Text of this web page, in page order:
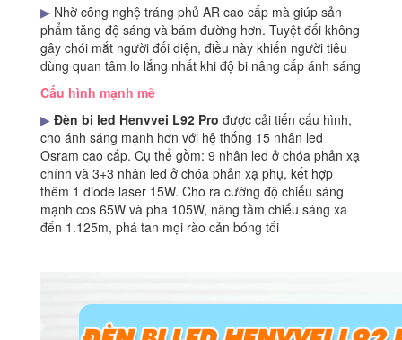
▶ Nhờ công nghệ tráng phủ AR cao cấp mà giúp sản
phẩm tăng độ sáng và bám đường hơn. Tuyệt đối không
gây chói mắt người đối diện, điều này khiến người tiêu
dùng quan tâm lo lắng nhất khi độ bi nâng cấp ánh sáng
Cấu hình mạnh mẽ
▶ Đèn bi led Henvvei L92 Pro được cải tiến cấu hình,
cho ánh sáng mạnh hơn với hệ thống 15 nhân led
Osram cao cấp. Cụ thể gồm: 9 nhân led ở chóa phản xạ
chính và 3+3 nhân led ở chóa phản xạ phụ, kết hợp
thêm 1 diode laser 15W. Cho ra cường độ chiếu sáng
mạnh cos 65W và pha 105W, nâng tầm chiếu sáng xa
đến 1.125m, phá tan mọi rào cản bóng tối